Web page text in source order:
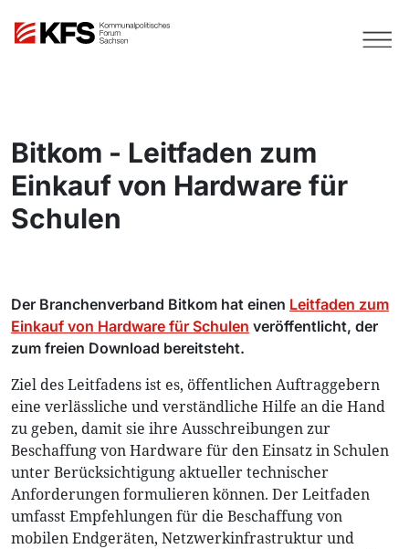
Bitkom - Leitfaden zum
Einkauf von Hardware für
Schulen
Der Branchenverband Bitkom hat einen Leitfaden zum
Einkauf von Hardware für Schulen veröffentlicht, der
zum freien Download bereitsteht.
Ziel des Leitfadens ist es, öffentlichen Auftraggebern
eine verlässliche und verständliche Hilfe an die Hand
zu geben, damit sie ihre Ausschreibungen zur
Beschaffung von Hardware für den Einsatz in Schulen
unter Berücksichtigung aktueller technischer
Anforderungen formulieren können. Der Leitfaden
umfasst Empfehlungen für die Beschaffung von
mobilen Endgeräten, Netzwerkinfrastruktur und